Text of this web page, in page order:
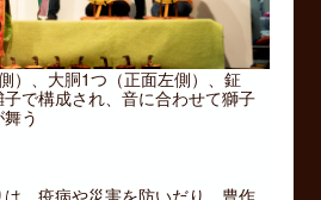
）、大胴1つ（正面左側）、鉦
子で構成され、音に合わせて獅子
う